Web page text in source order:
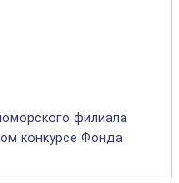
филиала
конкурсе Фонда